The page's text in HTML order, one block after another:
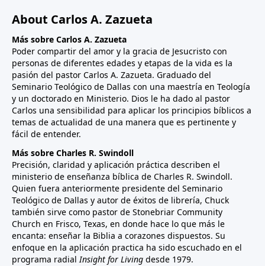
About Carlos A. Zazueta
Más sobre Carlos A. Zazueta
Poder compartir del amor y la gracia de Jesucristo con
personas de diferentes edades y etapas de la vida es la
pasión del pastor Carlos A. Zazueta. Graduado del
Seminario Teológico de Dallas con una maestría en Teología
y un doctorado en Ministerio. Dios le ha dado al pastor
Carlos una sensibilidad para aplicar los principios bíblicos a
temas de actualidad de una manera que es pertinente y
fácil de entender.
Más sobre Charles R. Swindoll
Precisión, claridad y aplicación práctica describen el
ministerio de enseñanza bíblica de Charles R. Swindoll.
Quien fuera anteriormente presidente del Seminario
Teológico de Dallas y autor de éxitos de librería, Chuck
también sirve como pastor de Stonebriar Community
Church en Frisco, Texas, en donde hace lo que más le
encanta: enseñar la Biblia a corazones dispuestos. Su
enfoque en la aplicación practica ha sido escuchado en el
programa radialInsight for Living desde 1979.